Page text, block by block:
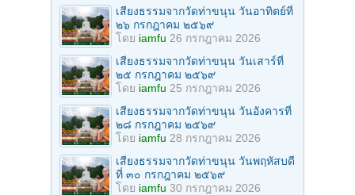
เสียงธรรมจากวัดท่าขนุน วันอาทิตย์ที่
๒๖ กรกฎาคม ๒๕๖๙
โดย iamfu 26 กรกฎาคม 2026
เสียงธรรมจากวัดท่าขนุน วันเสาร์ที่
๒๕ กรกฎาคม ๒๕๖๙
โดย iamfu 25 กรกฎาคม 2026
เสียงธรรมจากวัดท่าขนุน วันอังคารที่
๒๘ กรกฎาคม ๒๕๖๙
โดย iamfu 28 กรกฎาคม 2026
เสียงธรรมจากวัดท่าขนุน วันพฤหัสบดี
ที่ ๓๐ กรกฎาคม ๒๕๖๙
โดย iamfu 30 กรกฎาคม 2026